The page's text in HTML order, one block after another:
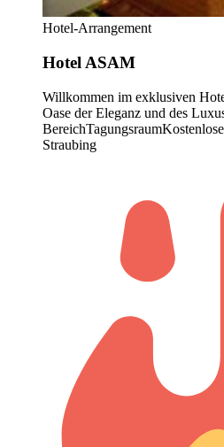
Hotel-Arrangement
Hotel ASAM
Willkommen im exklusiven
Oase der Eleganz und des
BereichTagungsraum
Straubing